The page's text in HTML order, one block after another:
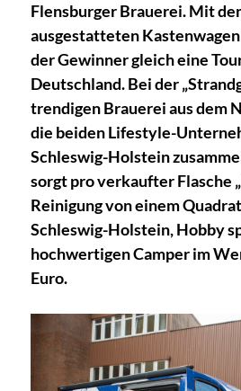
Flensburger Brauerei. Mit
ausgestatteten
der Gewinner gleich eine
Deutschland. Bei der
trendigen Brauerei aus dem
die beiden Lifestyle-
Schleswig-Holstein
sorgt pro verkaufter Flasche
Reinigung von einem
Schleswig-Holstein, Hobby
hochwertigen Camper im
Euro.